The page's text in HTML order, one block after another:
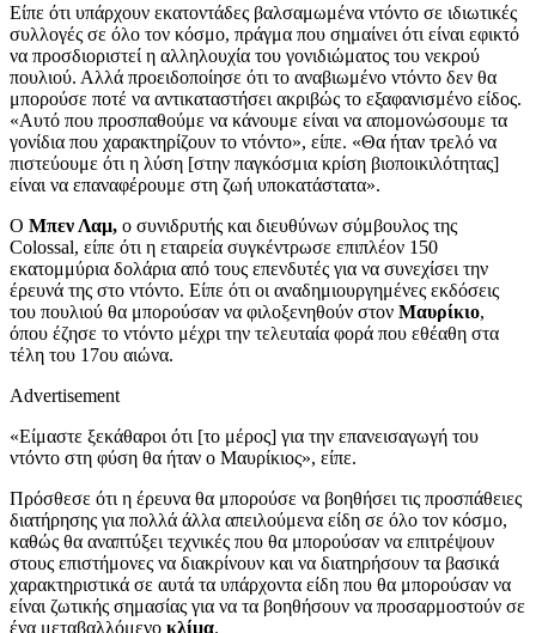
Είπε ότι υπάρχουν εκατοντάδες βαλσαμωμένα ντόντο σε ιδιωτικές
συλλογές σε όλο τον κόσμο, πράγμα που σημαίνει ότι είναι εφικτό
να προσδιοριστεί η αλληλουχία του γονιδιώματος του νεκρού
πουλιού. Αλλά προειδοποίησε ότι το αναβιωμένο ντόντο δεν θα
μπορούσε ποτέ να αντικαταστήσει ακριβώς το εξαφανισμένο είδος.
«Αυτό που προσπαθούμε να κάνουμε είναι να απομονώσουμε τα
γονίδια που χαρακτηρίζουν το ντόντο», είπε. «Θα ήταν τρελό να
πιστεύουμε ότι η λύση [στην παγκόσμια κρίση βιοποικιλότητας]
είναι να επαναφέρουμε στη ζωή υποκατάστατα».
Ο Μπεν Λαμ, ο συνιδρυτής και διευθύνων σύμβουλος της
Colossal, είπε ότι η εταιρεία συγκέντρωσε επιπλέον 150
εκατομμύρια δολάρια από τους επενδυτές για να συνεχίσει την
έρευνά της στο ντόντο. Είπε ότι οι αναδημιουργημένες εκδόσεις
του πουλιού θα μπορούσαν να φιλοξενηθούν στον Μαυρίκιο,
όπου έζησε το ντόντο μέχρι την τελευταία φορά που εθέαθη στα
τέλη του 17ου αιώνα.
Advertisement
«Είμαστε ξεκάθαροι ότι [το μέρος] για την επανεισαγωγή του
ντόντο στη φύση θα ήταν ο Μαυρίκιος», είπε.
Πρόσθεσε ότι η έρευνα θα μπορούσε να βοηθήσει τις προσπάθειες
διατήρησης για πολλά άλλα απειλούμενα είδη σε όλο τον κόσμο,
καθώς θα αναπτύξει τεχνικές που θα μπορούσαν να επιτρέψουν
στους επιστήμονες να διακρίνουν και να διατηρήσουν τα βασικά
χαρακτηριστικά σε αυτά τα υπάρχοντα είδη που θα μπορούσαν να
είναι ζωτικής σημασίας για να τα βοηθήσουν να προσαρμοστούν σε
ένα μεταβαλλόμενο κλίμα.